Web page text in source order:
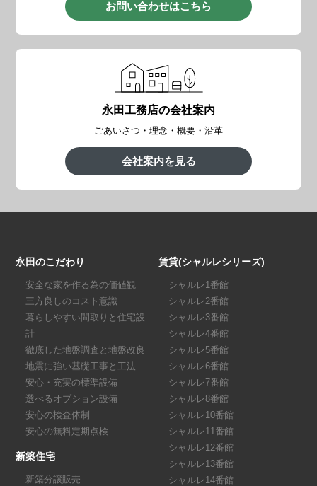
お問い合わせはこちら
永田工務店の会社案内
ごあいさつ・理念・概要・沿革
会社案内を見る
永田のこだわり
安全な家を作る為の価値観
三方良しのコスト意識
暮らしやすい間取りと住宅設
計
徹底した地盤調査と地盤改良
地震に強い基礎工事と工法
安心・充実の標準設備
選べるオプション設備
安心の検査体制
安心の無料定期点検
新築住宅
新築分譲販売
賃貸(シャルレシリーズ)
シャルレ1番館
シャルレ2番館
シャルレ3番館
シャルレ4番館
シャルレ5番館
シャルレ6番館
シャルレ7番館
シャルレ8番館
シャルレ10番館
シャルレ11番館
シャルレ12番館
シャルレ13番館
シャルレ14番館